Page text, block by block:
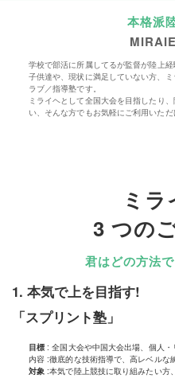
本格派
学校で部活に所属してるが監督が陸上
子供達や、現状に満足していない方、
ラブ／指導塾です。
ミライヘとして全国大会を目指したり、
い、そんな方でもお気軽にご利用いただ
ミ
3 つの
君はどの方法
1. 本気で上を目指す!
「スプリント塾」
目標 : 全国大会や中国大会出場、個人・
内容 :徹底的な技術指導で、高レベルな
対象 :本気で陸上競技に取り組みたい方、